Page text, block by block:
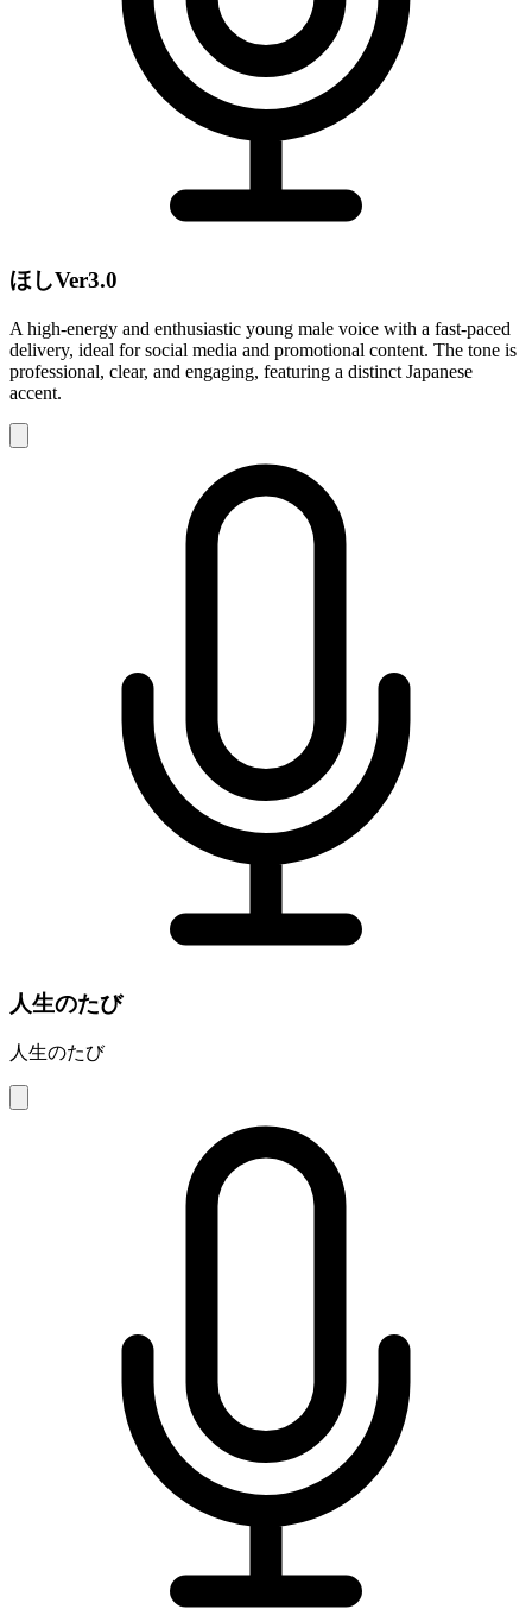
ほしVer3.0
A high-energy and enthusiastic young male voice with a fast-paced
delivery, ideal for social media and promotional content. The tone is
professional, clear, and engaging, featuring a distinct Japanese
accent.
人生のたび
人生のたび